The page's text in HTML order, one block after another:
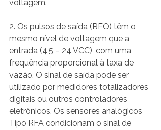
voltagem.
2. Os pulsos de saída (RFO) têm o
mesmo nível de voltagem que a
entrada (4,5 – 24 VCC), com uma
frequência proporcional à taxa de
vazão. O sinal de saída pode ser
utilizado por medidores totalizadores
digitais ou outros controladores
eletrônicos. Os sensores analógicos
Tipo RFA condicionam o sinal de